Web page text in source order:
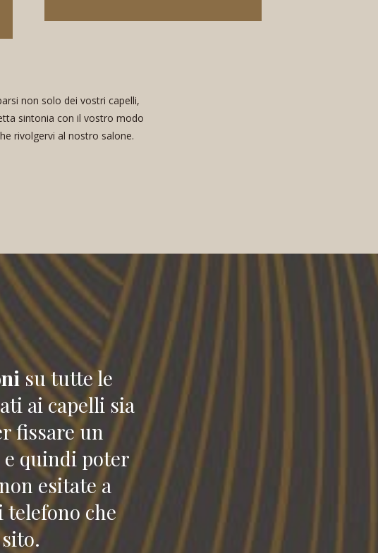
non solo dei vostri capelli,
sintonia con il vostro modo
rivolgervi al nostro salone.
su tutte le
ai capelli sia
fissare un
e quindi poter
esitate a
che